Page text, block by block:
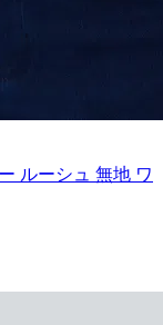
ルーシュ 無地 ワ